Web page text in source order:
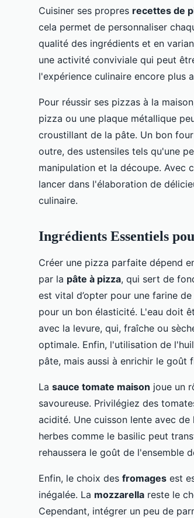
Cuisiner ses propres recettes de
cela permet de personnaliser
qualité des ingrédients et en
une activité conviviale qui peut
l'expérience culinaire encore plus
Pour réussir ses pizzas à la
pizza ou une plaque métallique
croustillant de la pâte. Un bon
outre, des ustensiles tels qu'une
manipulation et la découpe. Avec
lancer dans l'élaboration de
culinaire.
Ingrédients Essentiels
Créer une pizza parfaite dépend
par la pâte à pizza, qui sert de
est vital d’opter pour une farine
pour un bon élasticité. L'eau doit
avec la levure, qui, fraîche ou
optimale. Enfin, l'utilisation de
pâte, mais aussi à enrichir le goût
La sauce tomate maison joue un
savoureuse. Privilégiez des
acidité. Une cuisson lente avec
herbes comme le basilic peut
rehaussera le goût de l'ensemble
Enfin, le choix des fromages est
inégalée. La mozzarella reste le
Cependant, intégrer un peu de